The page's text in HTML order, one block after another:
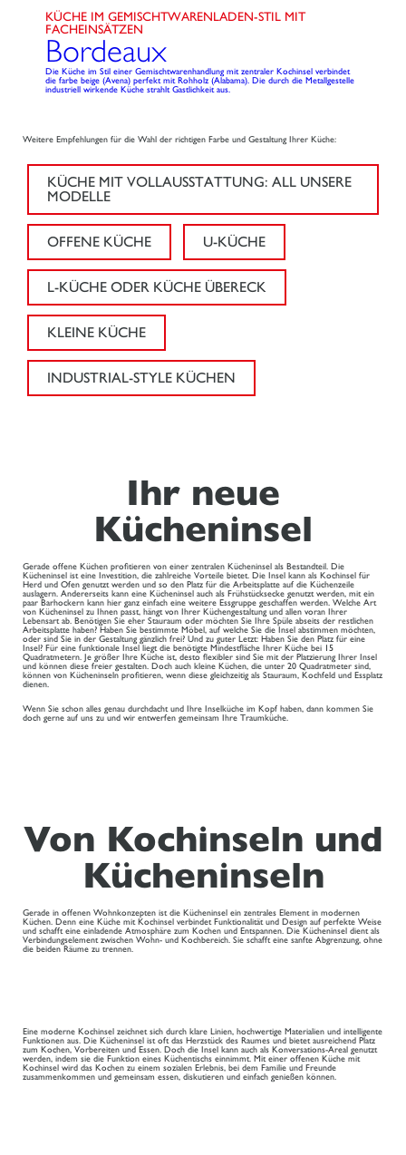
KÜCHE IM GEMISCHTWARENLADEN-STIL MIT
FACHEINSÄTZEN
Bordeaux
Die Küche im Stil einer Gemischtwarenhandlung mit zentraler Kochinsel verbindet
die farbe beige (Avena) perfekt mit Rohholz (Alabama). Die durch die Metallgestelle
industriell wirkende Küche strahlt Gastlichkeit aus.
Weitere Empfehlungen für die Wahl der richtigen Farbe und Gestaltung Ihrer Küche:
KÜCHE MIT VOLLAUSSTATTUNG: ALL UNSERE
MODELLE
OFFENE KÜCHE U-KÜCHE
L-KÜCHE ODER KÜCHE ÜBERECK
KLEINE KÜCHE
INDUSTRIAL-STYLE KÜCHEN
Ihr neue
Kücheninsel
Gerade offene Küchen profitieren von einer zentralen Kücheninsel als Bestandteil. Die
Kücheninsel ist eine Investition, die zahlreiche Vorteile bietet. Die Insel kann als Kochinsel für
Herd und Ofen genutzt werden und so den Platz für die Arbeitsplatte auf die Küchenzeile
auslagern. Andererseits kann eine Kücheninsel auch als Frühstücksecke genutzt werden, mit ein
paar Barhockern kann hier ganz einfach eine weitere Essgruppe geschaffen werden. Welche Art
von Kücheninsel zu Ihnen passt, hängt von Ihrer Küchengestaltung und allen voran Ihrer
Lebensart ab. Benötigen Sie eher Stauraum oder möchten Sie Ihre Spüle abseits der restlichen
Arbeitsplatte haben? Haben Sie bestimmte Möbel, auf welche Sie die Insel abstimmen möchten,
oder sind Sie in der Gestaltung gänzlich frei? Und zu guter Letzt: Haben Sie den Platz für eine
Insel? Für eine funktionale Insel liegt die benötigte Mindestfläche Ihrer Küche bei 15
Quadratmetern. Je größer Ihre Küche ist, desto flexibler sind Sie mit der Platzierung Ihrer Insel
und können diese freier gestalten. Doch auch kleine Küchen, die unter 20 Quadratmeter sind,
können von Kücheninseln profitieren, wenn diese gleichzeitig als Stauraum, Kochfeld und Essplatz
dienen.
Wenn Sie schon alles genau durchdacht und Ihre Inselküche im Kopf haben, dann kommen Sie
doch gerne auf uns zu und wir entwerfen gemeinsam Ihre Traumküche.
Von Kochinseln und
Kücheninseln
Gerade in offenen Wohnkonzepten ist die Kücheninsel ein zentrales Element in modernen
Küchen. Denn eine Küche mit Kochinsel verbindet Funktionalität und Design auf perfekte Weise
und schafft eine einladende Atmosphäre zum Kochen und Entspannen. Die Kücheninsel dient als
Verbindungselement zwischen Wohn- und Kochbereich. Sie schafft eine sanfte Abgrenzung, ohne
die beiden Räume zu trennen.
Eine moderne Kochinsel zeichnet sich durch klare Linien, hochwertige Materialien und intelligente
Funktionen aus. Die Kücheninsel ist oft das Herzstück des Raumes und bietet ausreichend Platz
zum Kochen, Vorbereiten und Essen. Doch die Insel kann auch als Konversations-Areal genutzt
werden, indem sie die Funktion eines Küchentischs einnimmt. Mit einer offenen Küche mit
Kochinsel wird das Kochen zu einem sozialen Erlebnis, bei dem Familie und Freunde
zusammenkommen und gemeinsam essen, diskutieren und einfach genießen können.